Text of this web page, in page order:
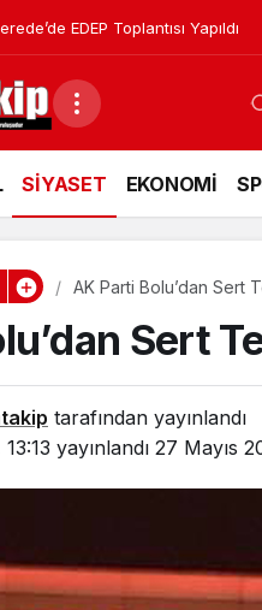
EDEP Toplantısı Yapıldı
SİYASET EKONOMİ
AK Parti Bolu’dan Sert
Sert
tarafından yayınlandı
yayınlandı 27 Mayıs